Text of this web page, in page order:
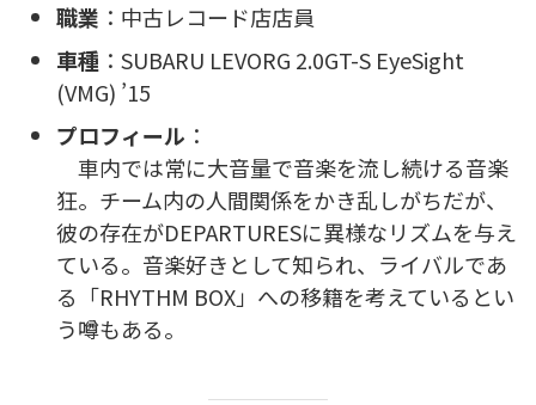
職業 ：中古レコード店店員
車種 ：SUBARU LEVORG 2.0GT-S EyeSight
(VMG) ’15
プロフィール ：
車内では常に大音量で音楽を流し続ける音楽
狂。チーム内の人間関係をかき乱しがちだが、
彼の存在がDEPARTURESに異様なリズムを与え
ている。音楽好きとして知られ、ライバルであ
る「RHYTHM BOX」への移籍を考えているとい
う噂もある。